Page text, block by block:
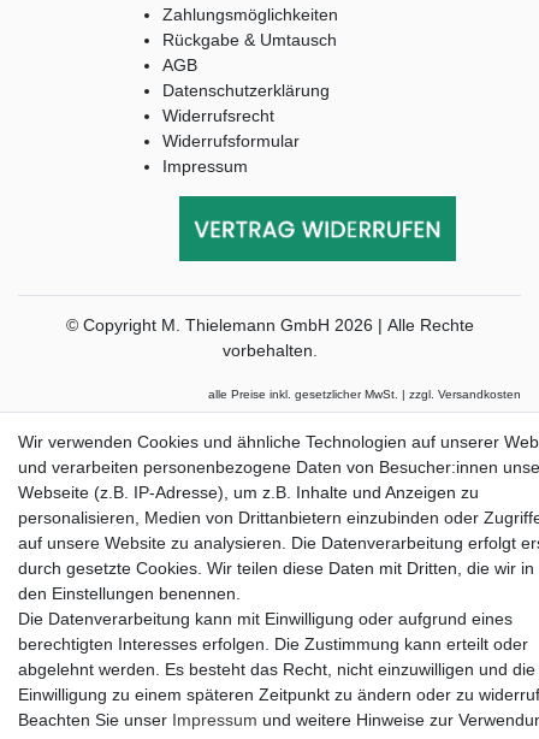
Zahlungsmöglichkeiten
Rückgabe & Umtausch
AGB
Datenschutzerklärung
Widerrufsrecht
Widerrufsformular
Impressum
© Copyright M. Thielemann GmbH 2026 | Alle Rechte
vorbehalten.
alle Preise inkl. gesetzlicher MwSt. | zzgl. Versandkosten
Wir verwenden Cookies und ähnliche Technologien auf unserer
und verarbeiten personenbezogene Daten von Besucher:innen
Webseite (z.B. IP-Adresse), um z.B. Inhalte und Anzeigen zu
personalisieren, Medien von Drittanbietern einzubinden oder
auf unsere Website zu analysieren. Die Datenverarbeitung erfolgt
durch gesetzte Cookies. Wir teilen diese Daten mit Dritten, die wir in
den Einstellungen benennen.
Die Datenverarbeitung kann mit Einwilligung oder aufgrund eines
berechtigten Interesses erfolgen. Die Zustimmung kann erteilt oder
abgelehnt werden. Es besteht das Recht, nicht einzuwilligen und die
Einwilligung zu einem späteren Zeitpunkt zu ändern oder zu
Beachten Sie unser Impressum und weitere Hinweise zur